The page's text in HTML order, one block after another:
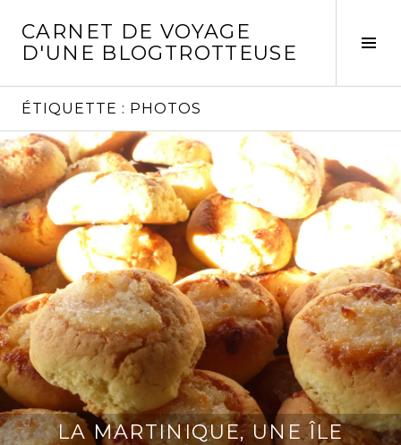
contenu
CARNET DE VOYAGE
D'UNE BLOGTROTTEUSE
ÉTIQUETTE : PHOTOS
LA MARTINIQUE, UNE ÎLE